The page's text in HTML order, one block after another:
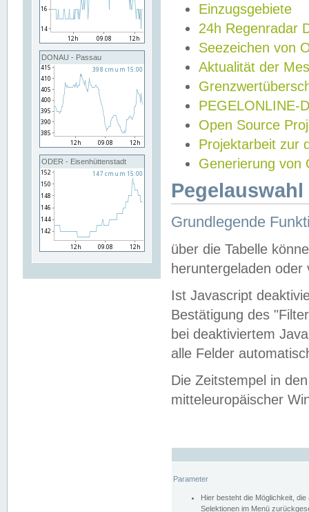
DONAU - Passau
ODER - Eisenhüttenstadt
Einzugsgebiete
24h Regenradar
Seezeichen von
Aktualität der
PEGELONLINE-
Open Source
Projektarbeit zur
Generierung von
Grundlegende
über die Tabelle
heruntergeladen oder
Ist Javascript
Bestätigung des
bei deaktiviertem
alle Felder
Die Zeitstempel in
mitteleuropäischer
Parameter
Hier besteht die Möglichkeit,
Selektionen im Menü